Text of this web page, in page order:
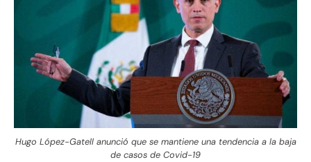
Hugo López-Gatell anunció que se mantiene una tendencia a la baja
de casos de Covid-19